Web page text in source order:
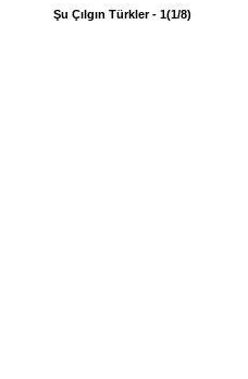
Şu Çılgın Türkler - 1(1/8)